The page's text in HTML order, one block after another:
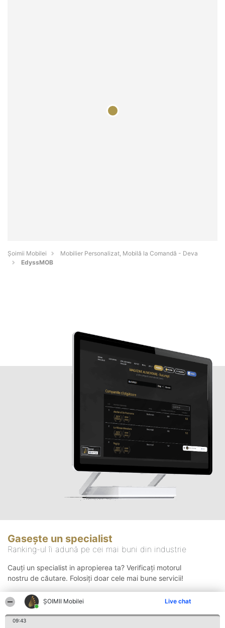
ȘOIMII Mobilei Live chat
09:43
Șoimii Mobilei
Mobilier Personalizat, Mobilă la Comandă - Deva
EdyssMOB
Gasește un specialist
Ranking-ul îi adună pe cei mai buni din industrie
Cauți un specialist in apropierea ta? Verificați motorul
nostru de căutare. Folosiți doar cele mai bune servicii!